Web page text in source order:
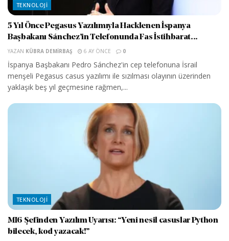
TEKNOLOJI
5 Yıl Önce Pegasus Yazılımıyla Hacklenen İspanya
Başbakanı Sánchez’in Telefonunda Fas İstihbarat...
YAZAN KÜBRA DEMIRBAŞ 6 AY ÖNCE 0
İspanya Başbakanı Pedro Sánchez'in cep telefonuna İsrail
menşeli Pegasus casus yazılımı ile sızılması olayının üzerinden
yaklaşık beş yıl geçmesine rağmen,...
TEKNOLOJI
MI6 Şefinden Yazılım Uyarısı: “Yeni nesil casuslar Python
bilecek, kod yazacak!”